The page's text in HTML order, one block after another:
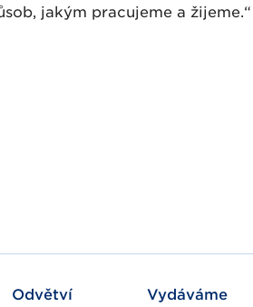
jakým pracujeme a žijeme.“
Odvětví Vydáváme